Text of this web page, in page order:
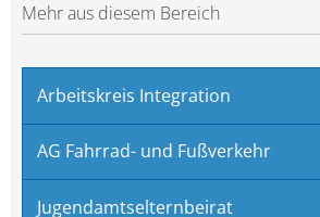
Mehr aus diesem Bereich
Arbeitskreis Integration
AG Fahrrad- und Fußverkehr
Jugendamtselternbeirat